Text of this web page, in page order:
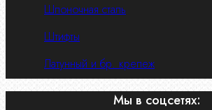
Шпоночная сталь
Штифты
Латунный и бр. крепеж
Мы в соцсетях: